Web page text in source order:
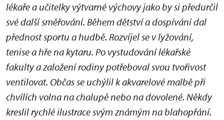
lékaře a učitelky výtvarné výchovy jako by si předurčil
své další směřování. Během dětství a dospívání dal
přednost sportu a hudbě. Rozvíjel se v lyžování,
tenise a hře na kytaru. Po vystudování lékařské
fakulty a založení rodiny potřeboval svou tvořivost
ventilovat. Občas se uchýlil k akvarelové malbě při
chvílích volna na chalupě nebo na dovolené. Někdy
kreslil rychlé ilustrace svým známým na blahopřání.